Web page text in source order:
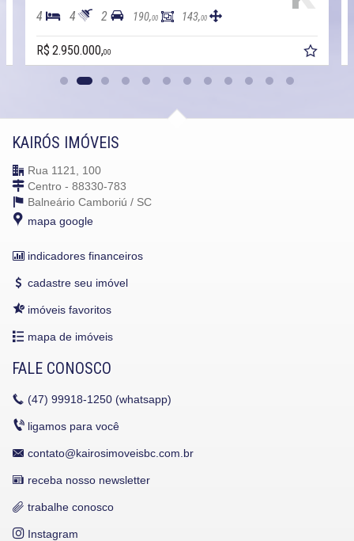
4 4 2 190,00 143,00
R$ 2.950.000,00
KAIRÓS IMÓVEIS
Rua 1121, 100
Centro - 88330-783
Balneário Camboriú / SC
mapa google
indicadores financeiros
cadastre seu imóvel
imóveis favoritos
mapa de imóveis
FALE CONOSCO
(47) 99918-1250 (whatsapp)
ligamos para você
contato@kairosimoveisbc.com.br
receba nosso newsletter
trabalhe conosco
Instagram